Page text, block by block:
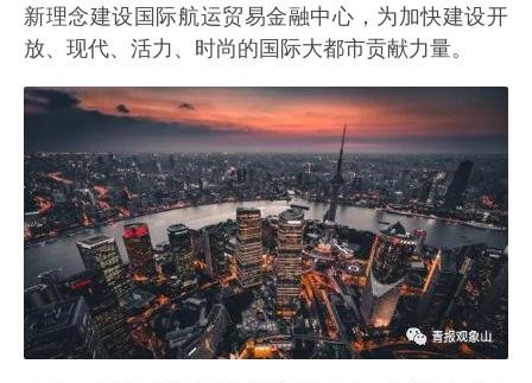
新理念建设国际航运贸易金融中心，为加快建设开
放、现代、活力、时尚的国际大都市贡献力量。